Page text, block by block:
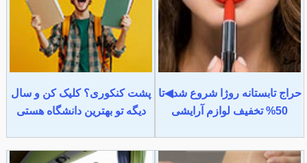
حراج تابستانه روژا شروع شد◀تا
50% تخفیف لوازم آرایشی
پشت کنکوری؟ کلیک کن و سال
دیگه تو بهترین دانشگاه هستی